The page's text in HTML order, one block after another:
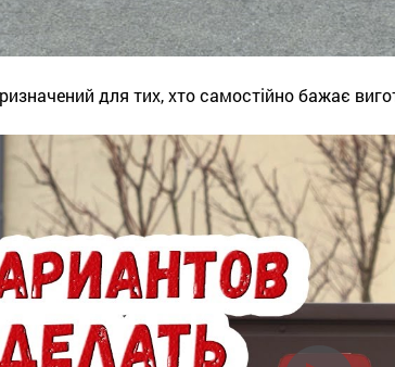
для тих, хто самостійно бажає